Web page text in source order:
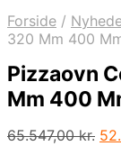
Forside /
320 Mm 400
Pizzaovn
Mm 400
65.547,00kr.